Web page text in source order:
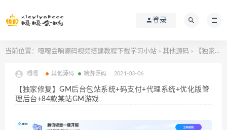
登录
当前位置： 嘎嘎会响源码视频搭建教程下载学习小站 > 其他源码 > 【独家修复】GM后台包站系统+码支付+代理系统+优化版管理后台+84款某站GM游戏
嘎嘎 其他源码 端游源码 2021-03-06
【独家修复】GM后台包站系统+码支付+代理系统+优化版管
理后台+84款某站GM游戏